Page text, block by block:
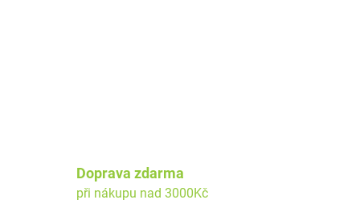
k
y
Doprava zdarma
při nákupu nad 3000Kč